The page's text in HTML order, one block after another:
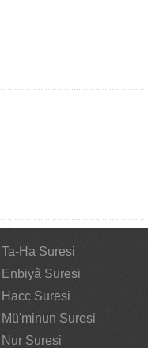
Ha Suresi
Enbiyâ Suresi
Hacc Suresi
Mü'minun Suresi
Nur Suresi